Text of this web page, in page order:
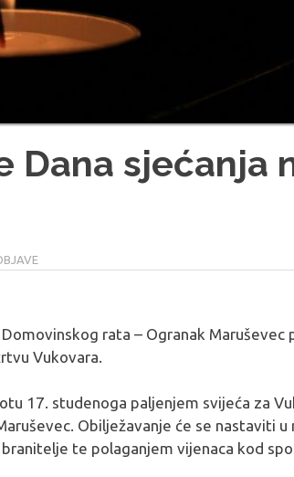
Dana sjećanja
rata – Ogranak Maruševec
Vukovara.
17. studenoga paljenjem svijeća za
Obilježavanje će se nastaviti
te polaganjem vijenaca kod